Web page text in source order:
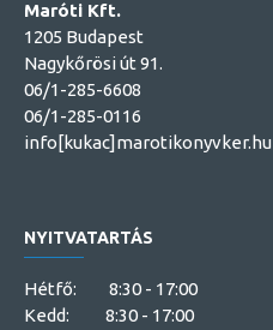
Maróti Kft.
1205 Budapest
Nagykőrösi út 91.
06/1-285-6608
06/1-285-0116
info[kukac]marotikonyvker.hu
NYITVATARTÁS
Hétfő: 8:30 - 17:00
Kedd: 8:30 - 17:00